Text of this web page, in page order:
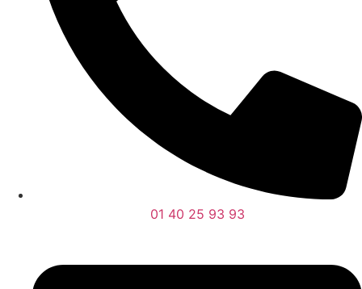
01 40 25 93 93